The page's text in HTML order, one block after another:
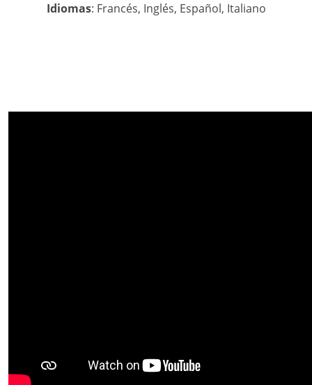
Idiomas: Francés, Inglés, Español, Italiano